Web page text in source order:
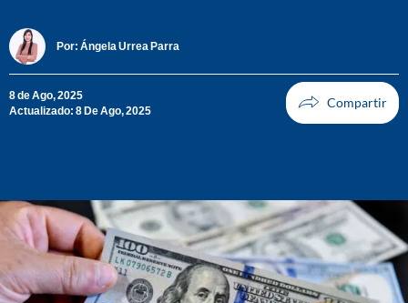
Por: Ángela Urrea Parra
8 de Ago, 2025
Actualizado: 8 De Ago, 2025